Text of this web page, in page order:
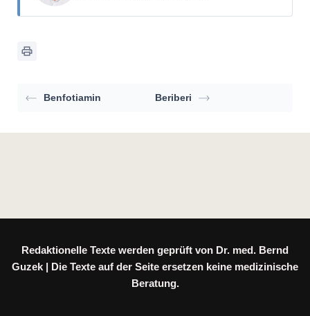
Benfotiamin Beriberi
Redaktionelle Texte werden geprüft von Dr. med. Bernd
Guzek | Die Texte auf der Seite ersetzen keine medizinische
Beratung.